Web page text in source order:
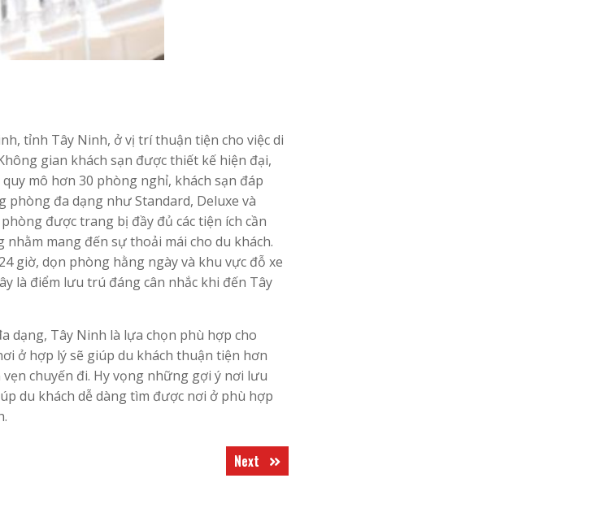
tỉnh Tây Ninh, ở vị trí thuận tiện cho việc di
gian khách sạn được thiết kế hiện đại,
mô hơn 30 phòng nghỉ, khách sạn đáp
phòng đa dạng như Standard, Deluxe và
được trang bị đầy đủ các tiện ích cần
mang đến sự thoải mái cho du khách.
giờ, dọn phòng hằng ngày và khu vực đỗ xe
là điểm lưu trú đáng cân nhắc khi đến Tây
dạng, Tây Ninh là lựa chọn phù hợp cho
ở hợp lý sẽ giúp du khách thuận tiện hơn
chuyến đi. Hy vọng những gợi ý nơi lưu
du khách dễ dàng tìm được nơi ở phù hợp
Next Next
post: